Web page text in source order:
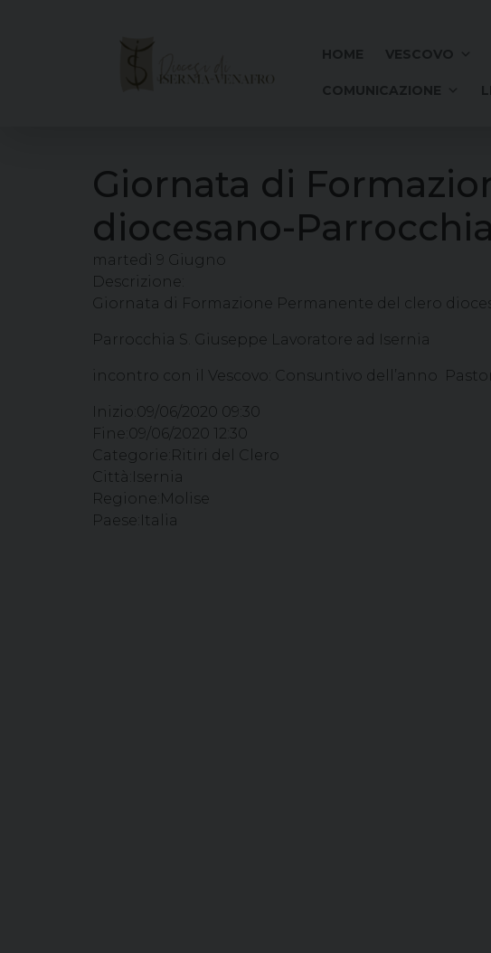
Giornata di
diocesano-
martedì 9 Giugno
Descrizione:
Giornata di Formazione Permanente del clero
Parrocchia S. Giuseppe Lavoratore ad Isernia
incontro con il Vescovo: Consuntivo dell’anno
Inizio: 09/06/2020 09:30
Fine: 09/06/2020 12:30
Categorie: Ritiri del Clero
Città: Isernia
Regione: Molise
Paese: Italia